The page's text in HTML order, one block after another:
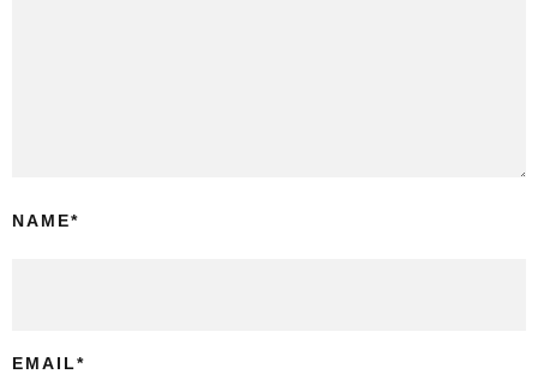
NAME*
EMAIL*